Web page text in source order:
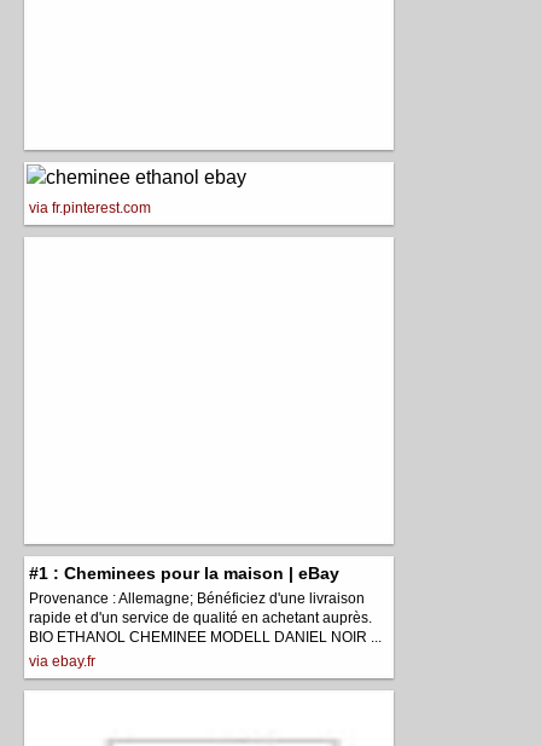
via fr.pinterest.com
#1 : Cheminees pour la maison | eBay
Provenance : Allemagne; Bénéficiez d'une livraison
rapide et d'un service de qualité en achetant auprès.
BIO ETHANOL CHEMINEE MODELL DANIEL NOIR ...
via ebay.fr